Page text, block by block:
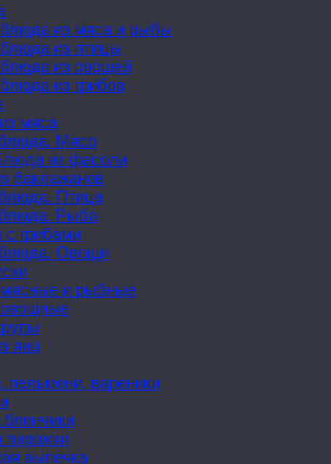
из мяса и рыбы
из птицы
из овощей
из грибов
мяса
Мясо
из фасоли
баклажанов
Птица
Рыба
с грибами
Овощи
и рыбные
яиц
пельмени, вареники
пирожки
выпечка